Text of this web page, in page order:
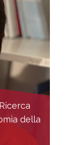
della